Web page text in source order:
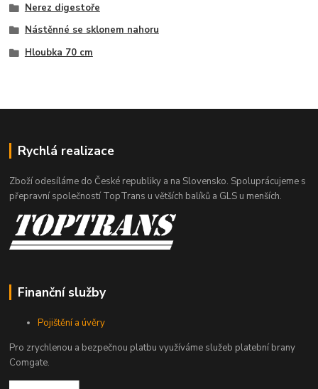
Nerez digestoře
Nástěnné se sklonem nahoru
Hloubka 70 cm
Rychlá realizace
Zboží odesíláme do České republiky a na Slovensko. Spoluprácujeme s
přepravní společností TopTrans u větších balíků a GLS u menších.
Finanční služby
Pojištění a úvěry
Pro zrychlenou a bezpečnou platbu využíváme služeb platební brany
Comgate.